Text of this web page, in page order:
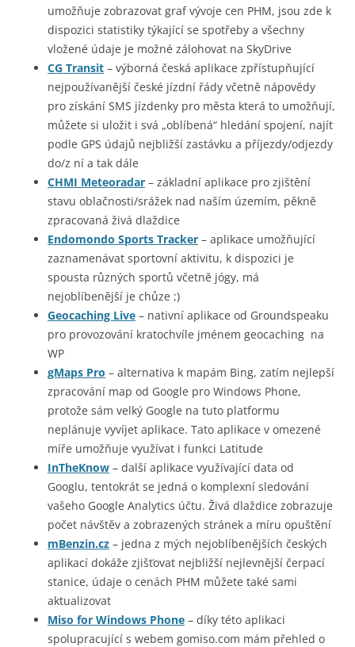
umožňuje zobrazovat graf vývoje cen PHM, jsou zde k
dispozici statistiky týkající se spotřeby a všechny
vložené údaje je možné zálohovat na SkyDrive
CG Transit – výborná česká aplikace zpřístupňující
nejpoužívanější české jízdní řády včetně nápovědy
pro získání SMS jízdenky pro města která to umožňují,
můžete si uložit i svá „oblíbená“ hledání spojení, najít
podle GPS údajů nejbližší zastávku a příjezdy/odjezdy
do/z ní a tak dále
CHMI Meteoradar – základní aplikace pro zjištění
stavu oblačnosti/srážek nad naším územím, pěkně
zpracovaná živá dlaždice
Endomondo Sports Tracker – aplikace umožňující
zaznamenávat sportovní aktivitu, k dispozici je
spousta různých sportů včetně jógy, má
nejoblíbenější je chůze ;)
Geocaching Live – nativní aplikace od Groundspeaku
pro provozování kratochvíle jménem geocaching na
WP
gMaps Pro – alternativa k mapám Bing, zatím nejlepší
zpracování map od Google pro Windows Phone,
protože sám velký Google na tuto platformu
neplánuje vyvíjet aplikace. Tato aplikace v omezené
míře umožňuje využívat i funkci Latitude
InTheKnow – další aplikace využívající data od
Googlu, tentokrát se jedná o komplexní sledování
vašeho Google Analytics účtu. Živá dlaždice zobrazuje
počet návštěv a zobrazených stránek a míru opuštění
mBenzin.cz – jedna z mých nejoblíbenějších českých
aplikací dokáže zjišťovat nejbližší nejlevnější čerpací
stanice, údaje o cenách PHM můžete také sami
aktualizovat
Miso for Windows Phone – díky této aplikaci
spolupracující s webem gomiso.com mám přehled o